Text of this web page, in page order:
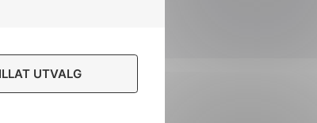
UTVALG